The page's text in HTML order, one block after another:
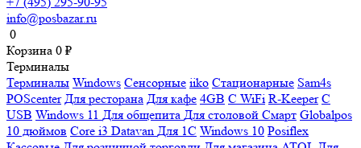
info@posbazar.ru
0
Корзина 0 ₽
Терминалы
Терминалы Windows Сенсорные iiko Стационарные Sam4s
POScenter Для ресторана Для кафе 4GB С WiFi R-Keeper С
USB Windows 11 Для общепита Для столовой Смарт Globalpos
10 дюймов Core i3 Datavan Для 1С Windows 10 Posiflex